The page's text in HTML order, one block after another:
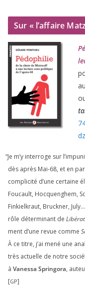
Sur « l’affaire
“Je m’y inter­roge sur
dès après Mai-68, et en
com­pli­ci­té d’une cer­taine
Foucault, Hocquenghem,
Finkielkraut, Bruckner,
rôle déter­mi­nant de
ment d’une revue comme
À ce titre, j’ai mené une
très actuelle de notre
à Vanessa Springora,
[GP]